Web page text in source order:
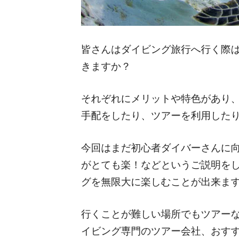
皆さんはダイビング旅行へ行く際
きますか？
それぞれにメリットや特色があり
手配をしたり、ツアーを利用した
今回はまだ初心者ダイバーさんに
がとても楽！などというご説明を
グを無限大に楽しむことが出来ます
行くことが難しい場所でもツアー
イビング専門のツアー会社、おす